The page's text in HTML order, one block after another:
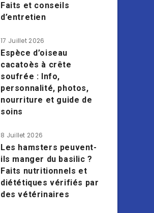
Faits et conseils
d’entretien
17 Juillet 2026
Espèce d’oiseau
cacatoès à crête
soufrée : Info,
personnalité, photos,
nourriture et guide de
soins
8 Juillet 2026
Les hamsters peuvent-
ils manger du basilic ?
Faits nutritionnels et
diététiques vérifiés par
des vétérinaires